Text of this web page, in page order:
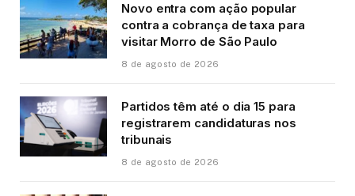
Novo entra com ação popular
contra a cobrança de taxa para
visitar Morro de São Paulo
8 de agosto de 2026
Partidos têm até o dia 15 para
registrarem candidaturas nos
tribunais
8 de agosto de 2026